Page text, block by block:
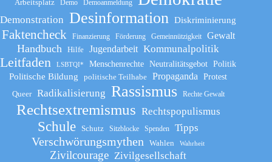
Arbeitsplatz Demo Demoanmeldung
Demonstration Desinformation Diskriminierung
Faktencheck Finanzierung Förderung Gemeinnützigkeit Gewalt
Handbuch Hilfe Jugendarbeit Kommunalpolitik
Leitfaden LSBTQI* Menschenrechte Neutralitätsgebot Politik
Politische Bildung politische Teilhabe Propaganda
Protest
Queer
Radikalisierung Rassismus Rechte Gewalt
Rechtsextremismus Rechtspopulismus
Schule Schutz Sitzblocke Spenden Tipps
Verschwörungsmythen Wahlen Wahrheit
Zivilcourage Zivilgesellschaft